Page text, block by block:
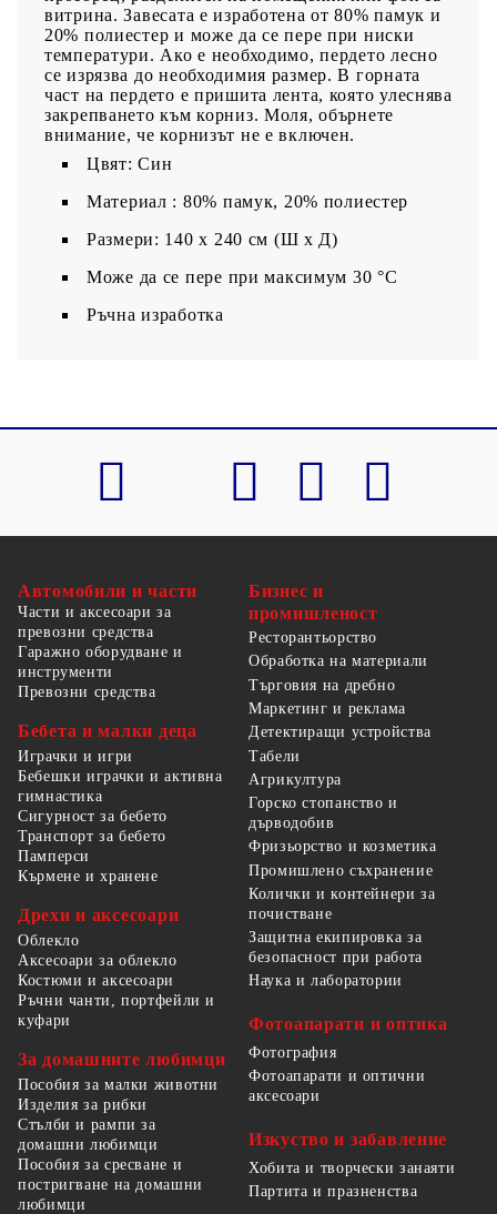
витрина. Завесата е изработена от 80% памук и
20% полиестер и може да се пере при ниски
температури. Ако е необходимо, пердето лесно
се изрязва до необходимия размер. В горната
част на пердето е пришита лента, която улеснява
закрепването към корниз. Моля, обърнете
внимание, че корнизът не е включен.
Цвят: Син
Материал : 80% памук, 20% полиестер
Размери: 140 x 240 cм (Ш х Д)
Може да се пере при максимум 30 °C
Ръчна изработка
Автомобили и части
Части и аксесоари за
превозни средства
Гаражно оборудване и
инструменти
Превозни средства
Бебета и малки деца
Играчки и игри
Бебешки играчки и активна
гимнастика
Сигурност за бебето
Транспорт за бебето
Памперси
Кърмене и хранене
Дрехи и аксесоари
Облекло
Аксесоари за облекло
Костюми и аксесоари
Ръчни чанти, портфейли и
куфари
За домашните любимци
Пособия за малки животни
Изделия за рибки
Стълби и рампи за
домашни любимци
Пособия за сресване и
постригване на домашни
любимци
Бизнес и
промишленост
Ресторантьорство
Обработка на материали
Търговия на дребно
Маркетинг и реклама
Детектиращи устройства
Табели
Агрикултура
Горско стопанство и
дърводобив
Фризьорство и козметика
Промишлено съхранение
Колички и контейнери за
почистване
Защитна екипировка за
безопасност при работа
Наука и лаборатории
Фотоапарати и оптика
Фотография
Фотоапарати и оптични
аксесоари
Изкуство и забавление
Хобита и творчески занаяти
Партита и празненства